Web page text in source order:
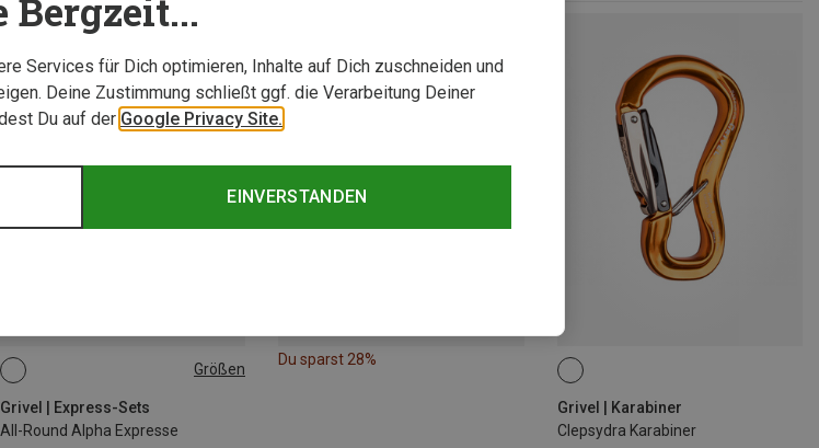
Größen
Grivel | Express-Sets
All-Round Alpha Expresse
16CM
Du sparst 28%
Grivel | Karabiner
Clepsydra Karabiner
Bergzeit...
Services für Dich optimieren, Inhalte auf Dich zuschneiden und
Deine Zustimmung schließt ggf. die Verarbeitung Deiner
Du auf der Google Privacy Site.
EINVERSTANDEN